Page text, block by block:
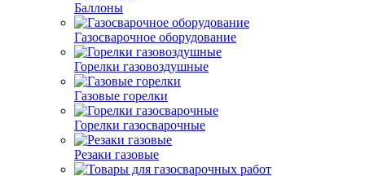
Баллоны
Газосварочное оборудование
Горелки газовоздушные
Газовые горелки
Горелки газосварочные
Резаки газовые